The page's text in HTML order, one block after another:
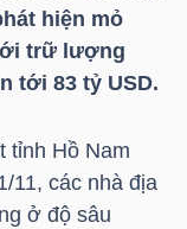
hiện mỏ
trữ lượng
tới 83 tỷ USD.
tỉnh Hồ Nam
11, các nhà địa
ở độ sâu